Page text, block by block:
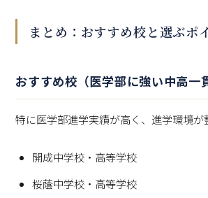
まとめ：おすすめ校と選ぶポ
おすすめ校（医学部に強い中高一
特に医学部進学実績が高く、進学環境が
開成中学校・高等学校
桜蔭中学校・高等学校